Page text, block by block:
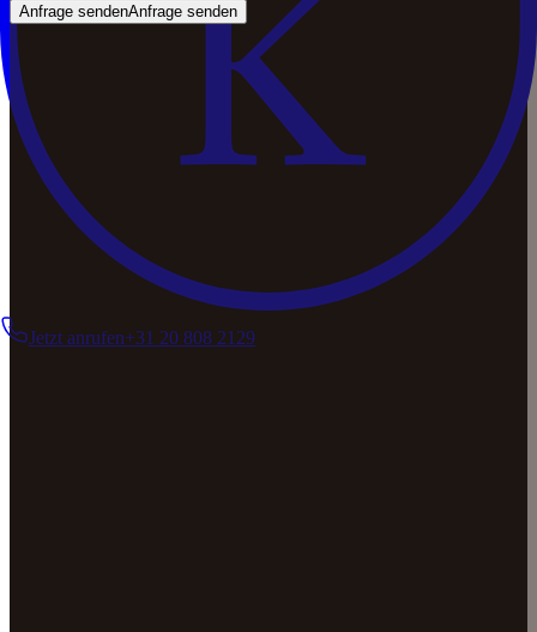
Jetzt anrufen+31 20 808 2129
Anfrage sendenAnfrage senden